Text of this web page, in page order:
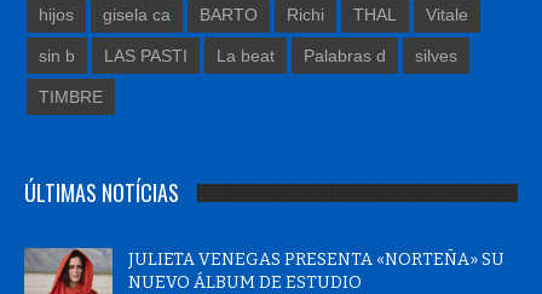
hijos gisela ca BARTO Richi THAL Vitale
sin b LAS PASTI La beat Palabras d silves
TIMBRE
ÚLTIMAS NOTÍCIAS
JULIETA VENEGAS PRESENTA «NORTEÑA» SU
NUEVO ÁLBUM DE ESTUDIO